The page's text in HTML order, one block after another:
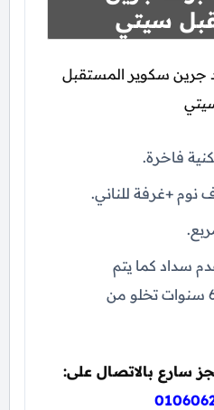
سيتي
فاخرة.
نوم +غرفة للناني.
30% مقدم سداد كما يتم
تقسيط الباقي على 6 سنوات تخلو من
سارع بالاتصال على: